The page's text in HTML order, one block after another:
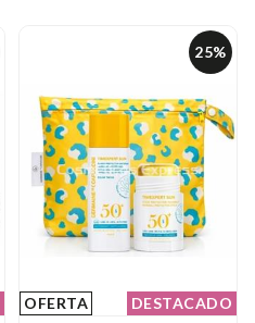
25%
OFERTA
DESTACADO